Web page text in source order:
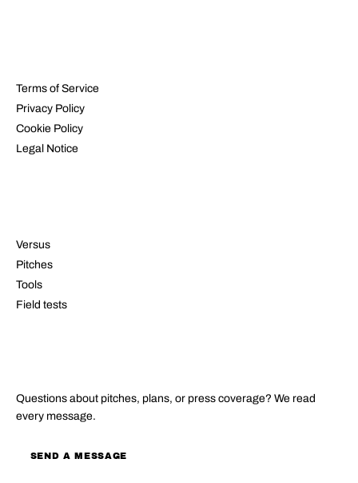
Terms of Service
Privacy Policy
Cookie Policy
Legal Notice
Versus
Pitches
Tools
Field tests
Questions about pitches, plans, or press coverage? We read
every message.
SEND A MESSAGE